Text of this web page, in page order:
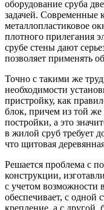
оборудование сруба
задачей. Современные
металлопластиковое
плотного прилегания
срубе стены дают
позволяет применять
Точно с такими же
необходимости
пристройку, как
блок, причем из той же
постройки, а это
в жилой сруб требует
что щитовая
Решается проблема с
конструкции,
с учетом возможности
обеспечивает, с одной